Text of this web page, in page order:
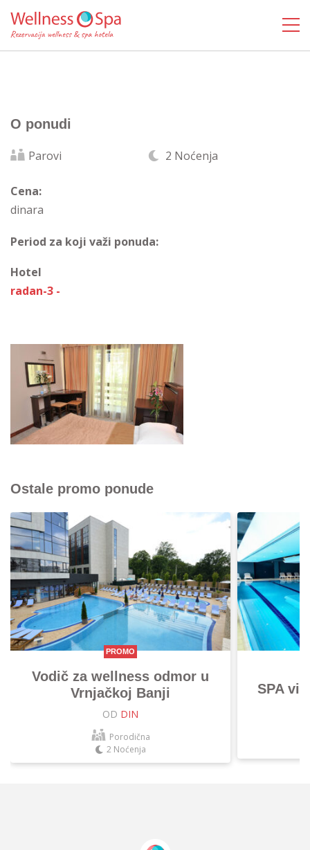
O ponudi
Parovi 2 Noćenja
Cena:
dinara
Period za koji važi ponuda:
Hotel
radan-3 -
Ostale promo ponude
PROMO
Vodič za wellness odmor u
Vrnjačkoj Banji
OD DIN
Porodična
2 Noćenja
SPA